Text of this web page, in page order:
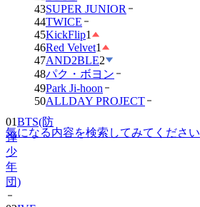
43SUPER JUNIOR
44TWICE
45KickFlip1
46Red Velvet1
47AND2BLE2
48パク・ボヨン
49Park Ji-hoon
50ALLDAY PROJECT
気になる内容を検索してみてください
BTS(防
少
年
団)
02 IVE